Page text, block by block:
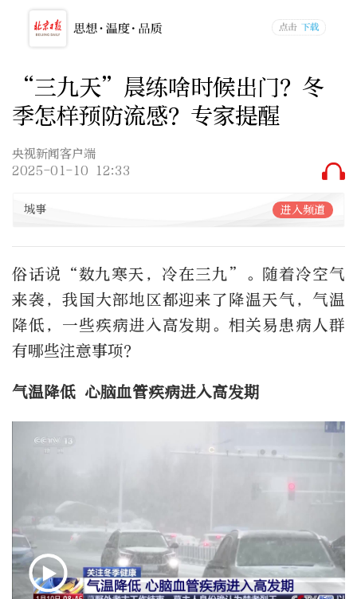
“三九天”晨练啥时候出门？冬
季怎样预防流感？专家提醒
央视新闻客户端
2025-01-10 12:33
城事 进入频道
俗话说“数九寒天，冷在三九”。随着冷空气
来袭，我国大部地区都迎来了降温天气，气温
降低，一些疾病进入高发期。相关易患病人群
有哪些注意事项？
气温降低 心脑血管疾病进入高发期